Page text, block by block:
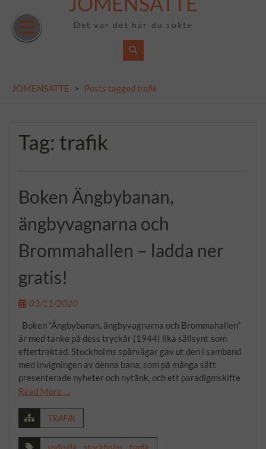
content
Det var det här du sökte
JOMENSATTE > Posts tagged trafik
Tag: trafik
Boken Ängbybanan,
ängbyvagnarna och
Brommahallen – ladda ner
gratis!
03/11/2020
Boken “Ängbybanan, ängbyvagnarna och Brommahallen”
är med tanke på dess tryckår (1944) lika sällsynt som
eftertraktad. Stockholms spårvägar gav ut den i samband
med invigningen av denna bana, som på många sätt
presenterade nyheter och nytänk, och ett paradigmskifte
Read More …
TRAFIK